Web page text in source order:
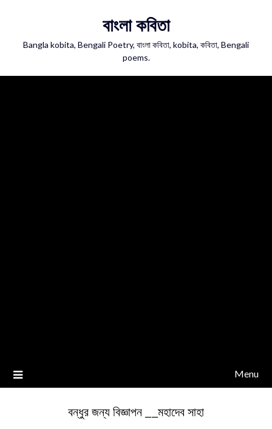
বাংলা কবিতা
Bangla kobita, Bengali Poetry, বাংলা কবিতা, kobita, কবিতা, Bengali
poems.
Menu
বন্ধুর জন্য বিজ্ঞাপন __মহাদেব সাহা